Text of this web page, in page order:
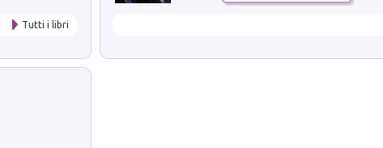
Tutti i libri